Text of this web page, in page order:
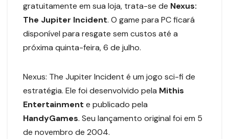
gratuitamente em sua loja, trata-se de Nexus:
The Jupiter Incident. O game para PC ficará
disponível para resgate sem custos até a
próxima quinta-feira, 6 de julho.
Nexus: The Jupiter Incident é um jogo sci-fi de
estratégia. Ele foi desenvolvido pela Mithis
Entertainment e publicado pela
HandyGames. Seu lançamento original foi em 5
de novembro de 2004.